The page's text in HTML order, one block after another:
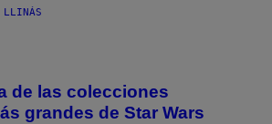
LLINÁS
de las colecciones
grandes de Star Wars